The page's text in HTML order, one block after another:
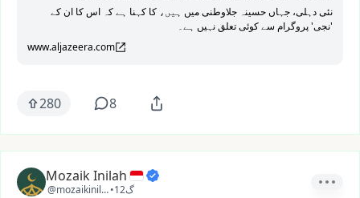
نئی دہلی، جہاں حسینہ جلاوطنی میں ہیں، کا کہنا ہے کہ اس کا ان کے
'نجی' پروگرام سے کوئی تعلق نہیں ہے۔
www.aljazeera.com
280 8
Mozaik Inilah
@mozaikinilah• 12گ